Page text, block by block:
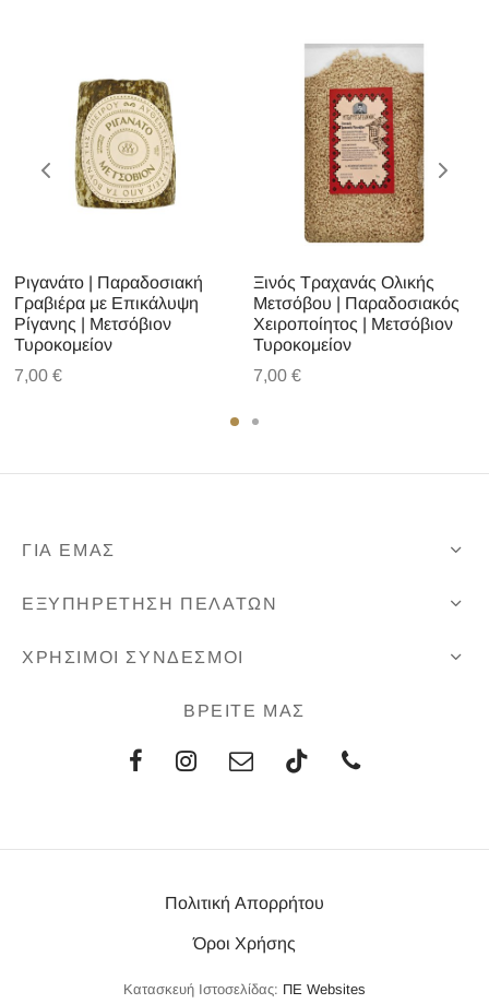
Ριγανάτο | Παραδοσιακή
Γραβιέρα με Επικάλυψη
Ρίγανης | Μετσόβιον
Τυροκομείον
7,00 €
Ξινός Τραχανάς Ολικής
Μετσόβου | Παραδοσιακός
Χειροποίητος | Μετσόβιον
Τυροκομείον
7,00 €
ΓΙΑ ΕΜΑΣ
ΕΞΥΠΗΡΕΤΗΣΗ ΠΕΛΑΤΩΝ
ΧΡΗΣΙΜΟΙ ΣΥΝΔΕΣΜΟΙ
ΒΡΕΙΤΕ ΜΑΣ
Πολιτική Απορρήτου
Όροι Χρήσης
Κατασκευή Ιστοσελίδας: ΠΕ Websites